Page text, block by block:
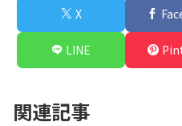
X
LINE
関連記事